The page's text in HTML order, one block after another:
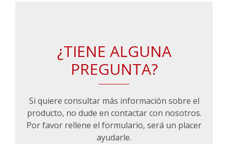
¿TIENE ALGUNA
PREGUNTA?
Si quiere consultar más información sobre el
producto, no dude en contactar con nosotros.
Por favor rellene el formulario, será un placer
ayudarle.